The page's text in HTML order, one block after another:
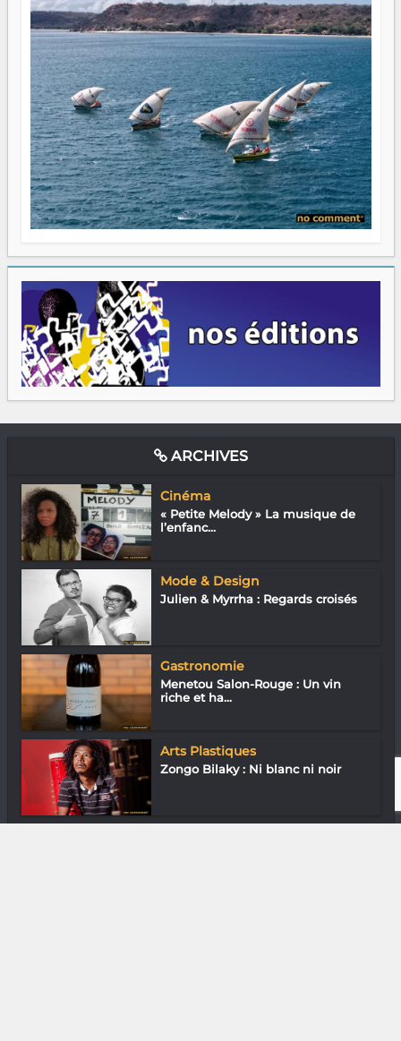
ARCHIVES
Cinéma
« Petite Melody » La musique de
l’enfanc...
Mode & Design
Julien & Myrrha : Regards croisés
Gastronomie
Menetou Salon-Rouge : Un vin
riche et ha...
Arts Plastiques
Zongo Bilaky : Ni blanc ni noir